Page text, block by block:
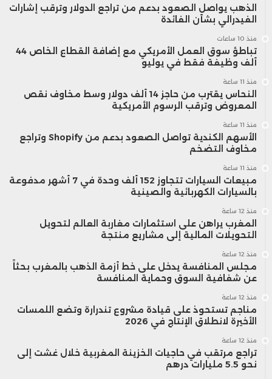
الذهب يواصل الصعود بدعم من تراجع الدولار وترقب إشارات
الفيدرالي بشأن الفائدة
منذ 10 ساعات
تباطؤ سوق العمل الأمريكي مع إضافة القطاع الخاص 44
ألف وظيفة فقط في يوليو
منذ 11 ساعة
النحاس يقترب من حاجز 14 ألف دولار وسط مخاوف نقص
المعروض وترقب الرسوم الأمريكية
منذ 11 ساعة
الأسهم الكندية تواصل الصعود بدعم من Shopify وتراجع
مخاوف التضخم
منذ 11 ساعة
مبيعات السيارات تتجاوز 152 ألف وحدة في 7 أشهر مدفوعة
بالسيارات الكهربائية والصينية
منذ 12 ساعة
المغرب يراهن على استثمارات مغاربة العالم لتحويل
التحويلات المالية إلى مشاريع منتجة
منذ 12 ساعة
مجلس المنافسة يدخل على خط أزمة الذهب بالمغرب بحثاً
عن شفافية السوق وحماية المنافسة
منذ 12 ساعة
مناجم تستحوذ على قيادة مشروع تندرارة وتضع اللمسات
الأخيرة لانطلاق الإنتاج في 2026
منذ 12 ساعة
تراجع مرتقب في حاجيات الخزينة المغربية خلال غشت إلى
نحو 5.5 مليارات درهم